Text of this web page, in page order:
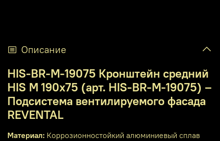
Описание
HIS-BR-M-19075 Кронштейн средний
HIS M 190x75 (арт. HIS-BR-M-19075) –
Подсистема вентилируемого фасада
REVENTAL
Материал: Коррозионностойкий алюминиевый сплав